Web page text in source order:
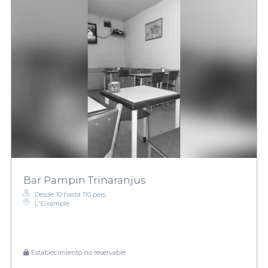
Bar Pampin Trinaranjus
Desde 10 hasta 110 pers.
L'Eixample
Establecimiento no reservable